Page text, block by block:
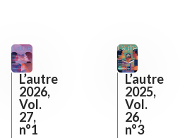
L’autre
2026,
Vol.
27,
n°1
L’autre
2025,
Vol.
26,
n°3